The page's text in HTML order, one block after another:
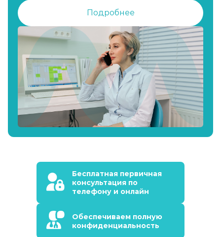
Подробнее
Бесплатная первичная
консультация по
телефону и онлайн
Обеспечиваем полную
конфиденциальность